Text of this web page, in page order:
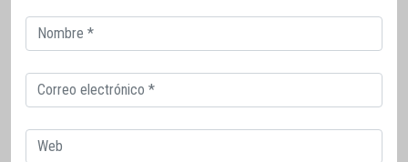
Correo
electrónico
Correo
electrónico
Web